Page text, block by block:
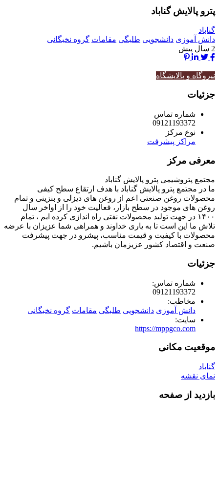
پترو پالایش گناباد
گناباد
دانش آموزی دانشجویی طلبگی مقامات گروه نخبگانی
2 سال پیش
نیروگاه و پالایشگاه
جزئیات
شماره تماس
09121193372
نوع مرکز
مراکز پیشرفت
معرفی مرکز
مجتمع پتروشیمی پترو پالایش گناباد
ما در مجتمع پترو پالایش گناباد با هدف ارتقاع سطح کیفی
محصولات روغن صنعتی اعم از روغن های دیزلی و بنزینی و تمام
روغن های موجود در سطح بازار، فعالیت خود را از اواخر سال
۱۴۰۰ در جهت تولید محصولات نفتی راه اندازی کرده ایم ، تمام
تلاش ما این است تا به یاری خداوند و همراهی شما عزیزان با عرضه
محصولات با کیفیت و قیمت مناسب، پیشرو در جهت پیشرفت
صنعت و اقتصاد کشور عزیزمان باشیم.
جزئیات
شماره تماس:
09121193372
مخاطب:
دانش آموزی دانشجویی طلبگی مقامات گروه نخبگانی
سایت:
https://mppgco.com
موقعیت مکانی
گناباد
نمای نقشه
بازدید از صفحه